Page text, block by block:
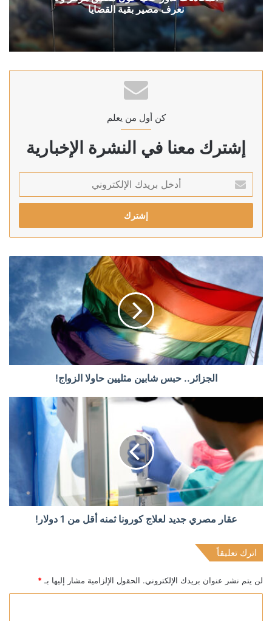
نعرف مصير بقية القضايا
كن أول من يعلم
إشترك معنا في النشرة الإخبارية
بريدك
الإلكتروني
الجزائر.. حبس شابين مثليين حاولا الزواج!
عقار مصري جديد لعلاج كورونا ثمنه أقل من 1 دولار!
اترك تعليقاً
لن يتم نشر عنوان بريدك الإلكتروني. الحقول الإلزامية مشار إليها بـ *